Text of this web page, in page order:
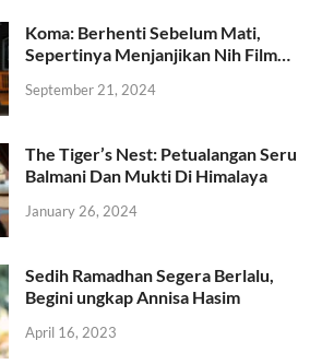
Koma: Berhenti Sebelum Mati,
Sepertinya Menjanjikan Nih Film…
September 21, 2024
The Tiger’s Nest: Petualangan Seru
Balmani Dan Mukti Di Himalaya
January 26, 2024
Sedih Ramadhan Segera Berlalu,
Begini ungkap Annisa Hasim
April 16, 2023